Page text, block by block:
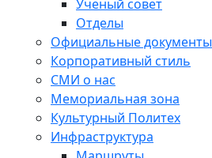
Ученый совет
Отделы
Официальные документы
Корпоративный стиль
СМИ о нас
Мемориальная зона
Культурный Политех
Инфраструктура